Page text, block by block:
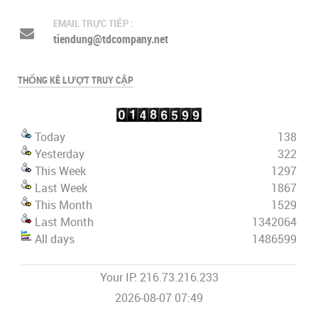
EMAIL TRỰC TIẾP :
tiendung@tdcompany.net
THỐNG KÊ LƯỢT TRUY CẬP
Today
Yesterday
This Week
Last Week
This Month
Last Month
All days
138
322
1297
1867
1529
1342064
1486599
Your IP: 216.73.216.233
2026-08-07 07:49